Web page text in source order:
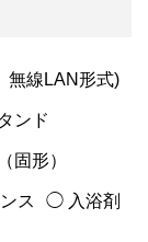
無線LAN形式)
ンド
固形）
ス ◯ 入浴剤